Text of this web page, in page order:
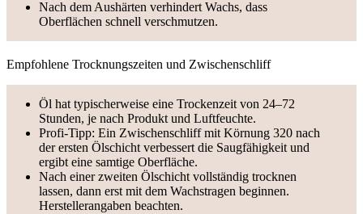
Nach dem Aushärten verhindert Wachs, dass
Oberflächen schnell verschmutzen.
Empfohlene Trocknungszeiten und Zwischenschliff
Öl hat typischerweise eine Trockenzeit von 24–72
Stunden, je nach Produkt und Luftfeuchte.
Profi-Tipp: Ein Zwischenschliff mit Körnung 320 nach
der ersten Ölschicht verbessert die Saugfähigkeit und
ergibt eine samtige Oberfläche.
Nach einer zweiten Ölschicht vollständig trocknen
lassen, dann erst mit dem Wachstragen beginnen.
Herstellerangaben beachten.